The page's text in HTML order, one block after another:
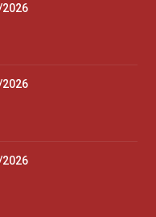
2026
2026
2026